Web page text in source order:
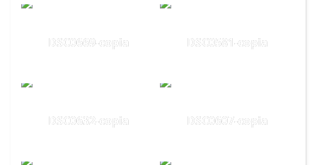
DSC0669-copia DSC0581-copia
DSC0632-copia DSC0607-copia